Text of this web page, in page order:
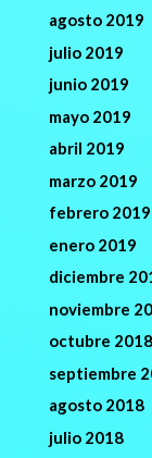
agosto 2019
julio 2019
junio 2019
mayo 2019
abril 2019
marzo 2019
febrero 2019
enero 2019
diciembre
noviembre
octubre 2018
septiembre
agosto 2018
julio 2018